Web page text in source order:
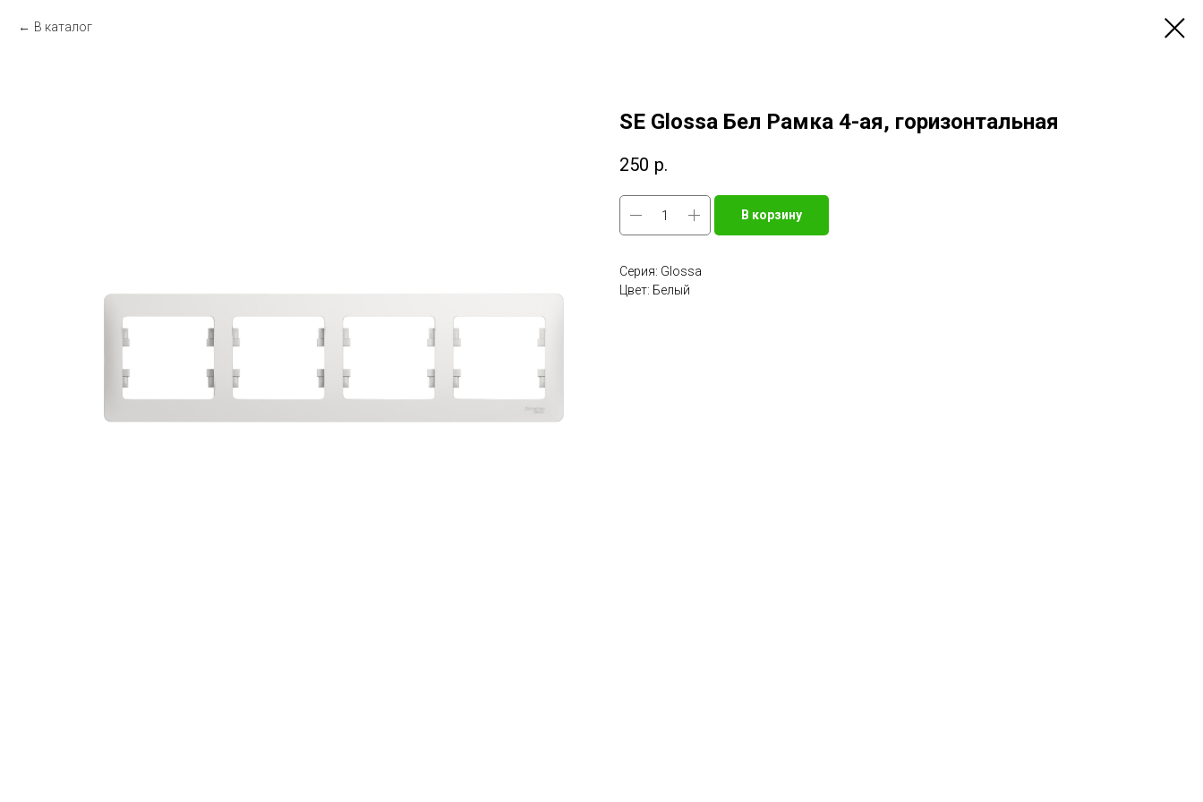
В каталог
SE Glossa Бел Рамка 4-ая, горизонтальная
250 р.
В корзину
Серия: Glossa
Цвет: Белый